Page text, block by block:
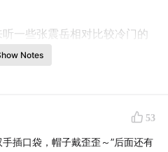
一些张震岳相对比较冷门的
Notes
53
手插口袋，帽子戴歪歪～”后面还有